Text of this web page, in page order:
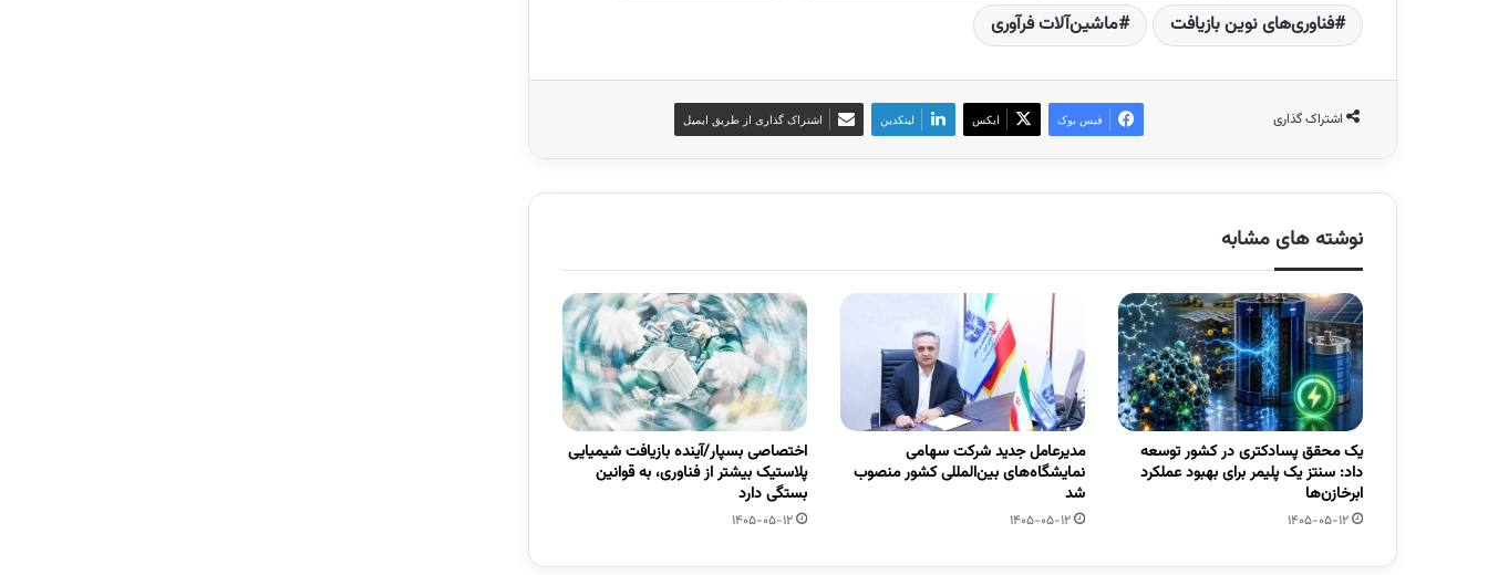
فناوری‌های نوین بازیافت
ماشین‌آلات فرآوری
اشتراک گذاری فیس بوک ایکس لینکدین اشتراک گذاری از طریق ایمیل
نوشته های مشابه
یک محقق پسادکتری در کشور توسعه
داد: سنتز یک پلیمر برای بهبود عملکرد
ابرخازن‌ها
1405-05-12
مدیرعامل جدید شرکت سهامی
نمایشگاه‌های بین‌المللی کشور منصوب
شد
1405-05-12
اختصاصی بسپار/آینده بازیافت شیمیایی
پلاستیک بیشتر از فناوری، به قوانین
بستگی دارد
1405-05-12